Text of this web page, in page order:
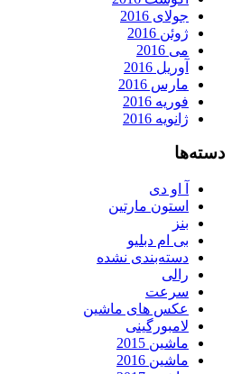
جولای 2016
ژوئن 2016
می 2016
آوریل 2016
مارس 2016
فوریه 2016
ژانویه 2016
دسته‌ها
آ او دی
استون مارتین
بنز
بی ام دبلیو
دسته‌بندی نشده
رالی
سرعت
عکس های ماشین
لامبورگینی
ماشین 2015
ماشین 2016